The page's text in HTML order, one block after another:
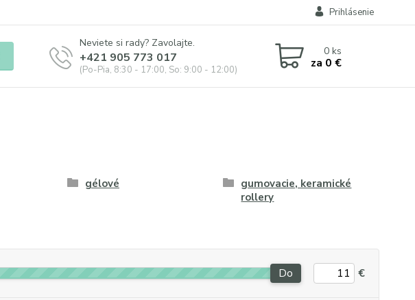
Prihlásenie
Neviete si rady? Zavolajte.
+421 905 773 017
(Po-Pia, 8:30 - 17:00, So: 9:00 - 12:00)
0ks
za 0 €
gélové
gumovacie, keramické
rollery
Do €